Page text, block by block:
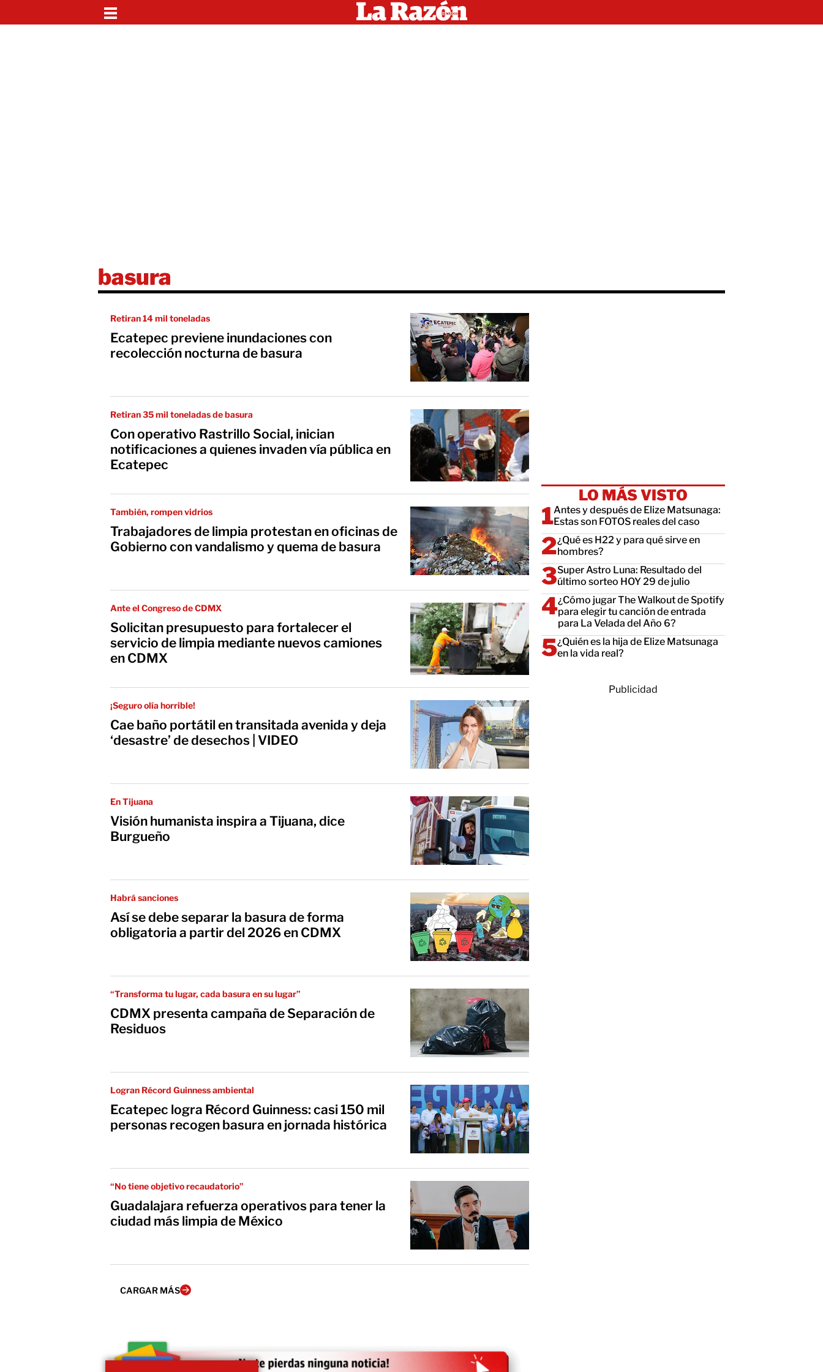
basura
Retiran 14 mil toneladas
Ecatepec previene inundaciones con
recolección nocturna de basura
Retiran 35 mil toneladas de basura
Con operativo Rastrillo Social, inician
notificaciones a quienes invaden vía pública en
Ecatepec
También, rompen vidrios
Trabajadores de limpia protestan en oficinas de
Gobierno con vandalismo y quema de basura
Ante el Congreso de CDMX
Solicitan presupuesto para fortalecer el
servicio de limpia mediante nuevos camiones
en CDMX
¡Seguro olía horrible!
Cae baño portátil en transitada avenida y deja
‘desastre’ de desechos | VIDEO
En Tijuana
Visión humanista inspira a Tijuana, dice
Burgueño
Habrá sanciones
Así se debe separar la basura de forma
obligatoria a partir del 2026 en CDMX
“Transforma tu lugar, cada basura en su lugar”
CDMX presenta campaña de Separación de
Residuos
Logran Récord Guinness ambiental
Ecatepec logra Récord Guinness: casi 150 mil
personas recogen basura en jornada histórica
“No tiene objetivo recaudatorio”
Guadalajara refuerza operativos para tener la
ciudad más limpia de México
CARGAR MÁS
LO MÁS VISTO
Antes y después de Elize Matsunaga:
Estas son FOTOS reales del caso
¿Qué es H22 y para qué sirve en
hombres?
Super Astro Luna: Resultado del
último sorteo HOY 29 de julio
¿Cómo jugar The Walkout de Spotify
para elegir tu canción de entrada
para La Velada del Año 6?
¿Quién es la hija de Elize Matsunaga
en la vida real?
Publicidad